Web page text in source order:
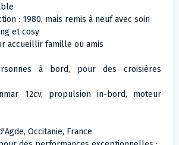
: 1980, mais remis à neuf avec soin
et cosy
accueillir famille ou amis
à bord, pour des croisières
12cv, propulsion in-bord, moteur
Occitanie, France